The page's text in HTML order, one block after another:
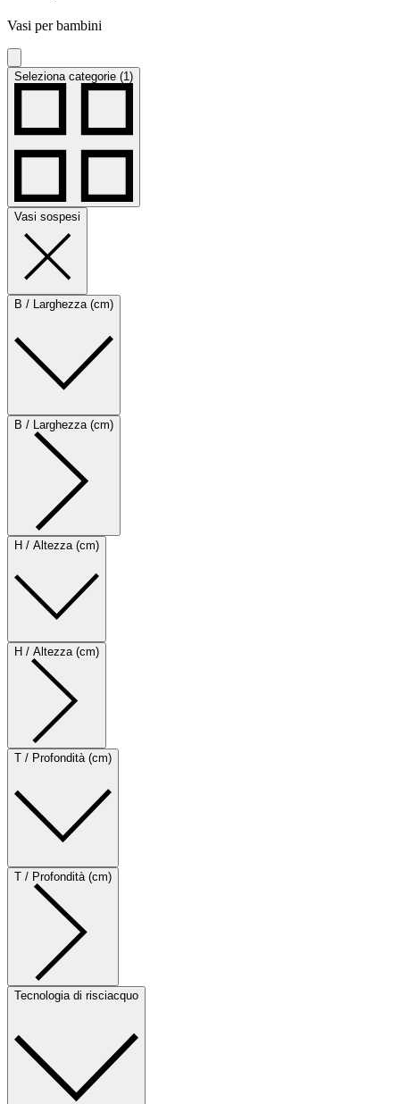
Vasi per bambini
Seleziona categorie (1)
Vasi sospesi
B / Larghezza (cm)
B / Larghezza (cm)
H / Altezza (cm)
H / Altezza (cm)
T / Profondità (cm)
T / Profondità (cm)
Tecnologia di risciacquo